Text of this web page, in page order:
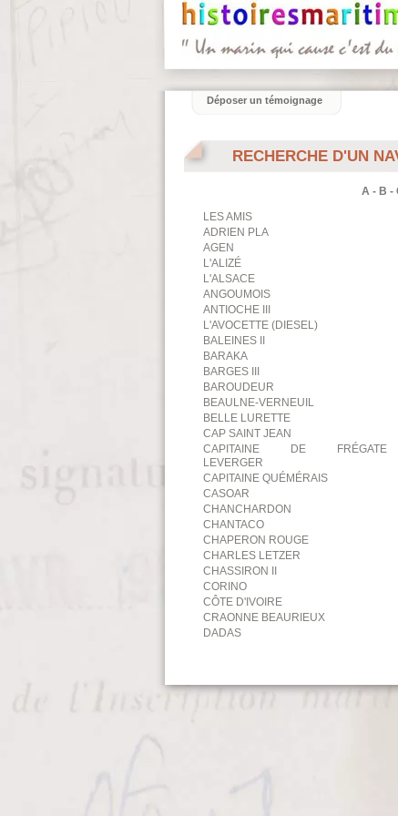
RECHERCHE D'UN
A- B -
LES AMIS
ADRIEN PLA
AGEN
L'ALIZÉ
L'ALSACE
ANGOUMOIS
ANTIOCHE III
L'AVOCETTE (DIESEL)
BALEINES II
BARAKA
BARGES III
BAROUDEUR
BEAULNE-VERNEUIL
BELLE LURETTE
CAP SAINT JEAN
CAPITAINE DE FRÉGATE
LEVERGER
CAPITAINE QUÉMÉRAIS
CASOAR
CHANCHARDON
CHANTACO
CHAPERON ROUGE
CHARLES LETZER
CHASSIRON II
CORINO
CÔTE D'IVOIRE
CRAONNE BEAURIEUX
DADAS
Déposer un témoignage